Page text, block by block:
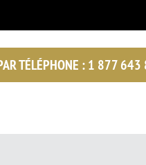
TÉLÉPHONE :1 877 643